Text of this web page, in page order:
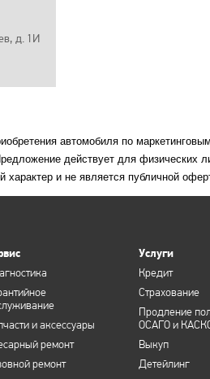
д. 1И
автомобиля по
действует для
характер и не является публичной
и аксессуары
ремонт
ремонт
Услуги
Кредит
Страхование
Продление
ОСАГО и
Выкуп
Детейлинг